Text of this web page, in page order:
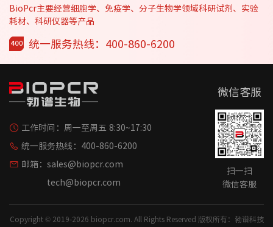
BioPcr主要经营细胞学、免疫学、分子生物学领域科研试剂、实验
耗材、科研仪器等产品
统一服务热线：400-860-6200
工作时间： 周一至周五 8:30~17:30
统一服务热线： 400-860-6200
邮箱： sales@biopcr.com
tech@biopcr.com
微信客服
扫一扫
微信客服
Copyright © 2019-2026 biopcr.com. All Rights Reserved 版权所有：勃谱科技